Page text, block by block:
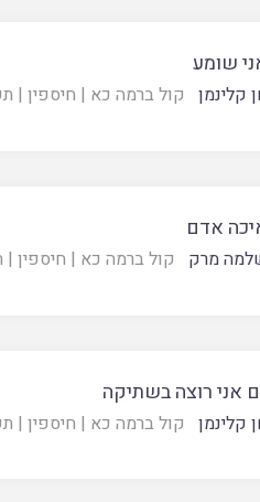
שומע
קלינמן קול ברמה כא | חיספין |
אדם
מרק קול ברמה כא | חיספין |
אני רוצה בשתיקה
קלינמן קול ברמה כא | חיספין |